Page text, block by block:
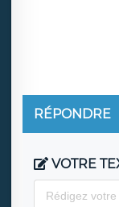
RÉPONDRE
VOTRE